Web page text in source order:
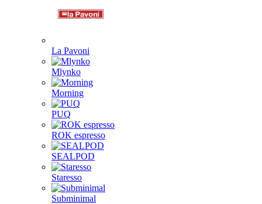
La Pavoni
Mlynko
Morning
PUQ
ROK espresso
SEALPOD
Staresso
Subminimal